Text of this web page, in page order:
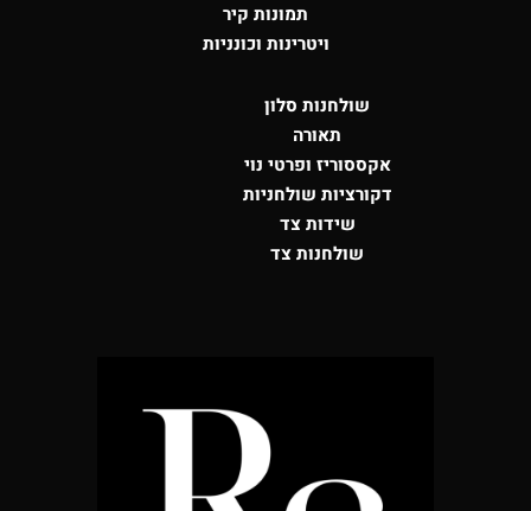
תמונות קיר
ויטרינות וכונניות
שולחנות סלון
תאורה
אקססוריז ופרטי נוי
דקורציות שולחניות
שידות צד
שולחנות צד